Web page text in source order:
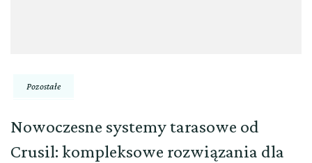
Pozostałe
Nowoczesne systemy tarasowe od
Crusil: kompleksowe rozwiązania dla